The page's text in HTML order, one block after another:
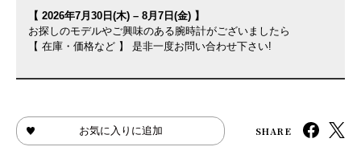
【 2026年7月30日(木) – 8月7日(金) 】
お探しのモデルやご興味のある腕時計がございましたら
【 在庫・価格など 】 是非一度お問い合わせ下さい!
お気に入りに追加 SHARE